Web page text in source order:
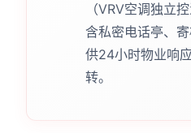
（VRV空调独立
含私密电话亭、
供24小时物业响
转。